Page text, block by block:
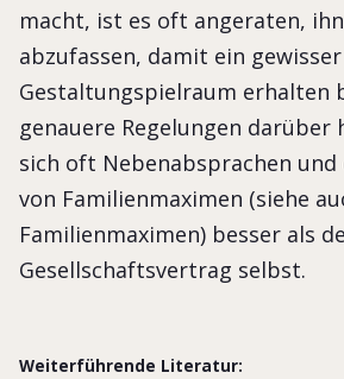
macht, ist es oft angeraten,
abzufassen, damit ein gewisser
Gestaltungspielraum erhalten
genauere Regelungen darüber
sich oft Nebenabsprachen und
von Familienmaximen (siehe
Familienmaximen) besser als
Gesellschaftsvertrag selbst.
Weiterführende Literatur: